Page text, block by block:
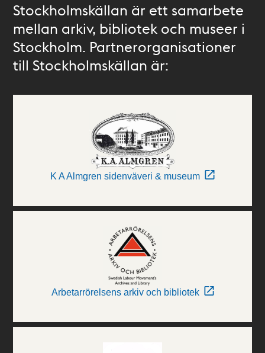
Stockholmskällan är ett samarbete
mellan arkiv, bibliotek och museer i
Stockholm. Partnerorganisationer
till Stockholmskällan är:
K A Almgren sidenväveri & museum
Arbetarrörelsens arkiv och bibliotek